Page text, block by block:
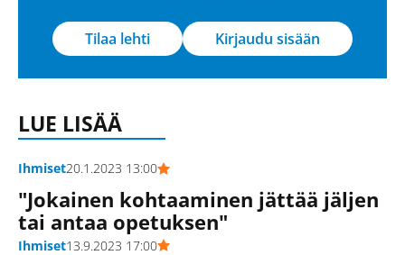
Tilaa lehti Kirjaudu sisään
LUE LISÄÄ
Ihmiset20.1.2023 13:00
"Jokainen kohtaaminen jättää jäljen
tai antaa opetuksen"
Ihmiset13.9.2023 17:00